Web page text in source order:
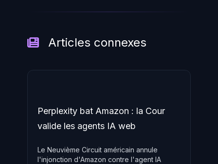
Articles connexes
Perplexity bat Amazon : la Cour
valide les agents IA web
Le Neuvième Circuit américain annule
l'injonction d'Amazon contre l'agent IA